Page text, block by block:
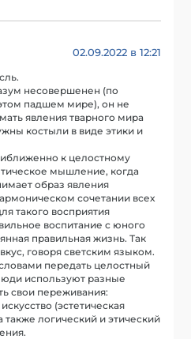
02.09.2022 в 12:21
несовершенен (по
падшем мире), он не
явления тварного мира
костыли в виде этики и
к целостному
мышление, когда
образ явления
сочетании всех
такого восприятия
воспитание с юного
правильная жизнь. Так
говоря светским языком.
передать целостный
используют разные
свои переживания:
(эстетическая
также логический и этический